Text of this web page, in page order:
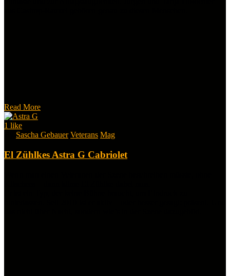
Read More
1 like
Sascha Gebauer Veterans Mag
El Zühlkes Astra G Cabriolet